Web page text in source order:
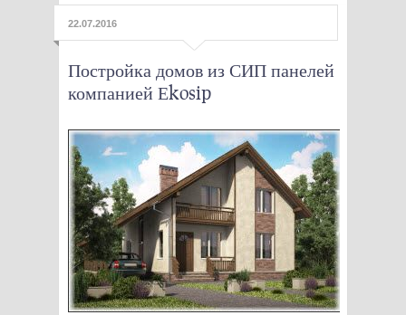
22.07.2016
Постройка домов из СИП панелей
компанией Еkosip